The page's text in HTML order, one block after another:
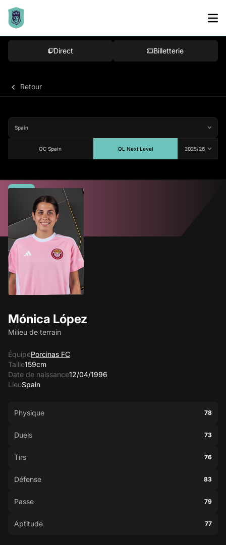
Direct Billetterie
Retour
QC Spain QL Next Level
Mónica López
Milieu de terrain
ÉquipePorcinas FC
Taille159cm
Date de naissance12/04/1996
LieuSpain
Moyenne
Physique 78
Duels 73
Tirs 76
Défense 83
Passe 79
Aptitude 77